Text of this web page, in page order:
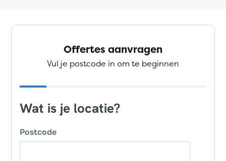
Offertes aanvragen
Vul je postcode in om te beginnen